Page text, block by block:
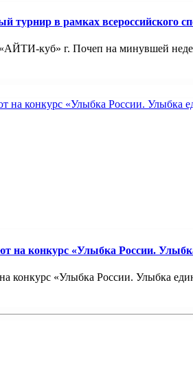
в рамках всероссийского
куб» г. Почеп на минувшей
на конкурс «Улыбка России.
конкурс «Улыбка России. Улыбка